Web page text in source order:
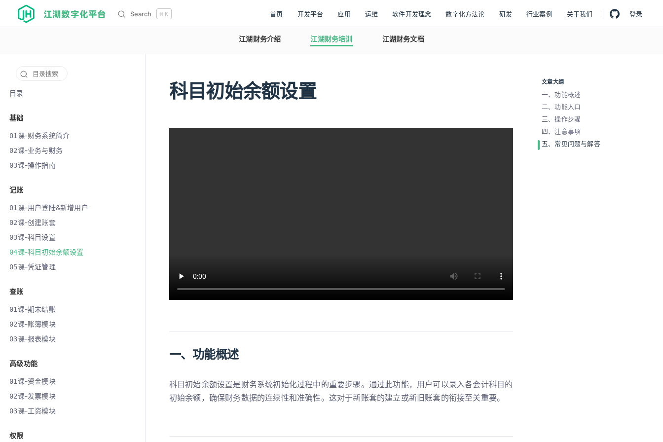
江湖数字化平台 Search ⌘ K 首页 开发平台 应用 运维 软件开发理念 数字化方法论 研发 行业案例 关于我们 登录
江湖财务介绍 江湖财务培训 江湖财务文档
目录搜索
目录
基础
01课-财务系统简介
02课-业务与财务
03课-操作指南
记账
01课-用户登陆&新增用户
02课-创建账套
03课-科目设置
04课-科目初始余额设置
05课-凭证管理
查账
01课-期末结账
02课-账簿模块
03课-报表模块
高级功能
01课-资金模块
02课-发票模块
03课-工资模块
权限
科目初始余额设置
12078
一、功能概述
科目初始余额设置是财务系统初始化过程中的重要步骤。通过此功能，用户可以录入各会计科目的
初始余额，确保财务数据的连续性和准确性。这对于新账套的建立或新旧账套的衔接至关重要。
文章大纲
一、功能概述
二、功能入口
三、操作步骤
四、注意事项
五、常见问题与解答